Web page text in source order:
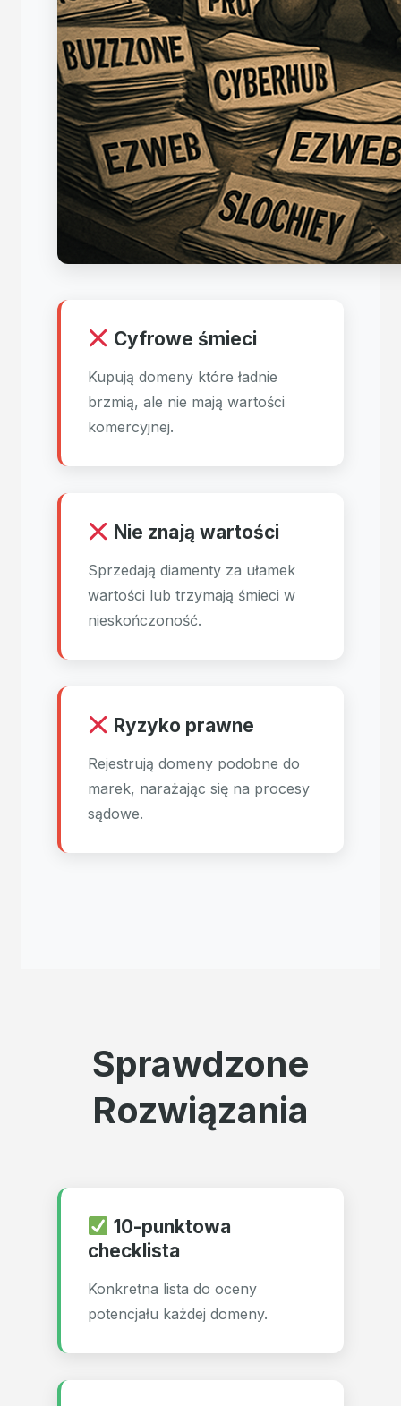
Cyfrowe śmieci
Kupują domeny które ładnie
brzmią, ale nie mają wartości
komercyjnej.
Nie znają wartości
Sprzedają diamenty za ułamek
wartości lub trzymają śmieci w
nieskończoność.
Ryzyko prawne
Rejestrują domeny podobne do
marek, narażając się na procesy
sądowe.
Sprawdzone
Rozwiązania
10-punktowa
checklista
Konkretna lista do oceny
potencjału każdej domeny.